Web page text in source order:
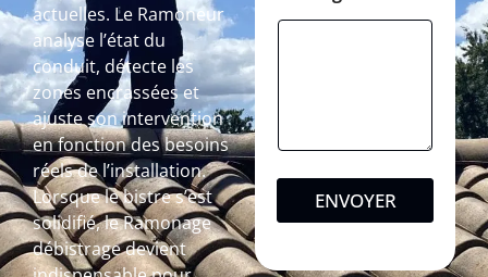
actuelles. Le Ramoneur
analyse l’état du
conduit, détecte les
zones encrassées et
ajuste son intervention
en fonction des besoins
réels de l’installation.
Lorsque le bistre s’est
solidifié, le Ramonage
débistrage devient
ENVOYER